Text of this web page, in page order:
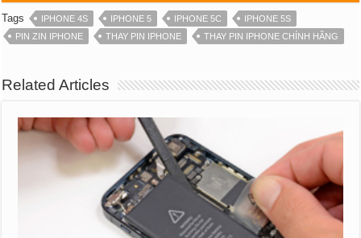
Tags IPHONE 4S IPHONE 5 IPHONE 5C
IPHONE 5S
PIN ZIN IPHONE
THAY PIN IPHONE THAY PIN IPHONE CHÍNH HÃNG
Related Articles